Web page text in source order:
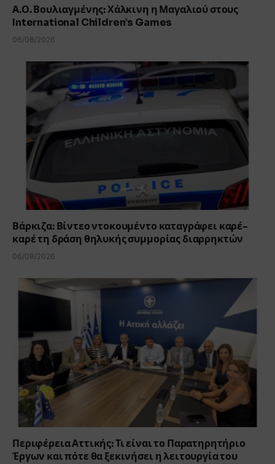
Α.Ο. Βουλιαγμένης: Χάλκινη η Μαγαλιού στους
International Children’s Games
06/08/2026
Βάρκιζα: Βίντεο ντοκουμέντο καταγράφει καρέ-
καρέ τη δράση θηλυκής συμμορίας διαρρηκτών
06/08/2026
Περιφέρεια Αττικής: Τι είναι το Παρατηρητήριο
Έργων και πότε θα ξεκινήσει η λειτουργία του